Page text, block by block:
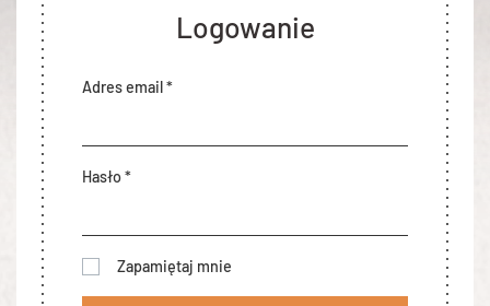
Logowanie
Adres email *
Hasło *
Zapamiętaj mnie